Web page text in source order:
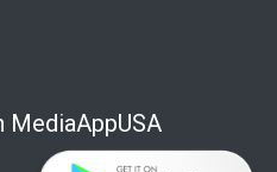
MediaAppUSA